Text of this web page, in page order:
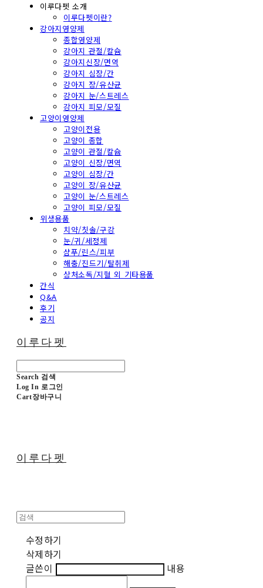
이루다펫 소개
이루다펫이란?
강아지영양제
종합영양제
강아지 관절/칼슘
강아지신장/면역
강아지 심장/간
강아지 장/유산균
강아지 눈/스트레스
강아지 피모/모질
고양이영양제
고양이전용
고양이 종합
고양이 관절/칼슘
고양이 신장/면역
고양이 심장/간
고양이 장/유산균
고양이 눈/스트레스
고양이 피모/모질
위생용품
치약/칫솔/구강
눈/귀/세정제
샴푸/린스/피부
해충/진드기/탈취제
상처소독/지혈 외 기타용품
간식
Q&A
후기
공지
이루다펫
Search 검색
Log In 로그인
Cart장바구니
이루다펫
수정하기
삭제하기
글쓴이
내용